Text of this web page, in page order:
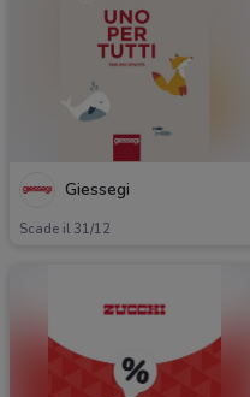
Giessegi
Scade il 31/12